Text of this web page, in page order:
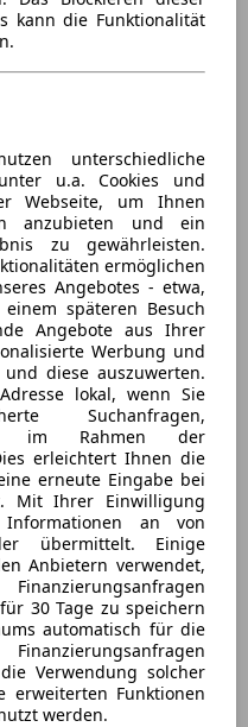
kann die Funktionalität
unterschiedliche
u.a. Cookies und
Webseite, um Ihnen
anzubieten und ein
zu gewährleisten.
ermöglichen
Angebotes - etwa,
späteren Besuch
Angebote aus Ihrer
Werbung und
diese auszuwerten.
lokal, wenn Sie
Suchanfragen,
im Rahmen der
erleichtert Ihnen die
erneute Eingabe bei
Mit Ihrer Einwilligung
Informationen an von
übermittelt. Einige
Anbietern verwendet,
30 Tage zu speichern
automatisch für die
Verwendung solcher
erweiterten Funktionen
werden.